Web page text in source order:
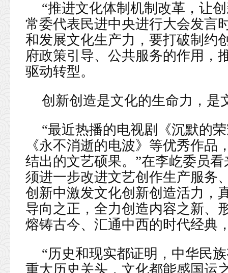
“推进文化体制机制改革，让
常委代表民进中央进行大会发言
和发展文化生产力，要打破制约
府政策引导、公共服务的作用，
驱动转型。
创新创造是文化的生命力，是
“最近热播的电视剧《沉默的
《永不消逝的电波》等优秀作
结出的文艺硕果。”在李屹委员
须进一步改进文艺创作生产服务
创新中激发文化创新创造活力，
导向之正，全力创造内容之新、
熔铸古今、汇通中西的时代经典
“历史和现实都证明，中华民
重大历史关头，文化都能感国运